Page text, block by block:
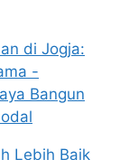
di Jogja:
-
Bangun
Lebih Baik